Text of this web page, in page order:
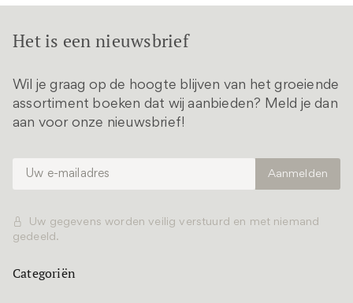
Het is een nieuwsbrief
Wil je graag op de hoogte blijven van het groeiende
assortiment boeken dat wij aanbieden? Meld je dan
aan voor onze nieuwsbrief!
Uw gegevens worden veilig verstuurd en met niemand
gedeeld.
Categoriën